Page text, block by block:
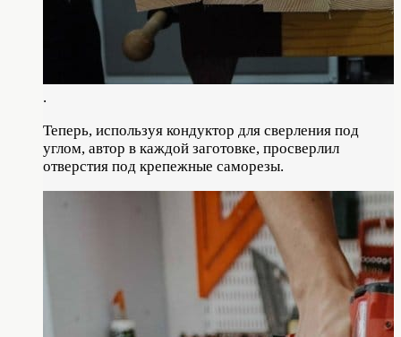
.
Теперь, используя кондуктор для сверления под
углом, автор в каждой заготовке, просверлил
отверстия под крепежные саморезы.